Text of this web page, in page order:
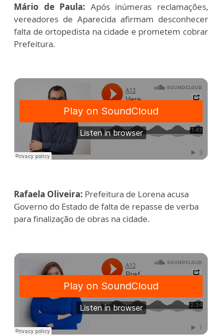
Mário de Paula: Após inúmeras reclamações,
vereadores de Aparecida afirmam desconhecer
falta de ortopedista na cidade e prometem cobrar
Prefeitura.
Rafaela Oliveira: Prefeitura de Lorena acusa
Governo do Estado de falta de repasse de verba
para finalização de obras na cidade.